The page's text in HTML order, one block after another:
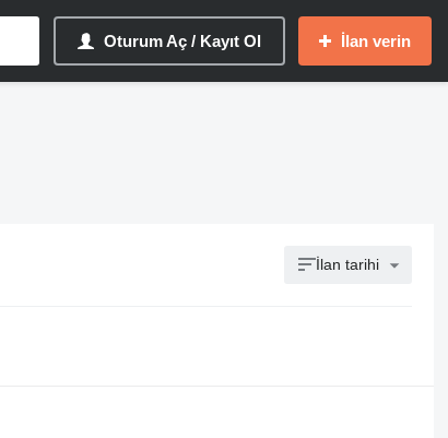
Oturum Aç / Kayıt Ol İlan verin
İlan tarihi